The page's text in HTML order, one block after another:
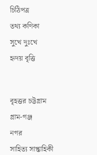
চিঠিপত্র
তথ্য কণিকা
সুখে দুঃখে
হৃদয় বৃত্তি
বৃহত্তর চট্টগ্রাম
গ্রাম-গঞ্জ
নগর
সাহিত্য সাপ্তাহিকী